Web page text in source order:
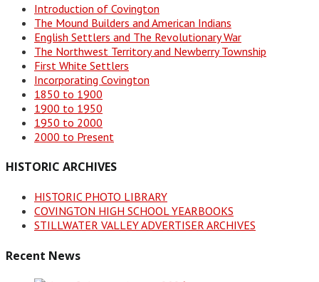
Introduction of Covington
The Mound Builders and American Indians
English Settlers and The Revolutionary War
The Northwest Territory and Newberry Township
First White Settlers
Incorporating Covington
1850 to 1900
1900 to 1950
1950 to 2000
2000 to Present
HISTORIC ARCHIVES
HISTORIC PHOTO LIBRARY
COVINGTON HIGH SCHOOL YEARBOOKS
STILLWATER VALLEY ADVERTISER ARCHIVES
Recent News